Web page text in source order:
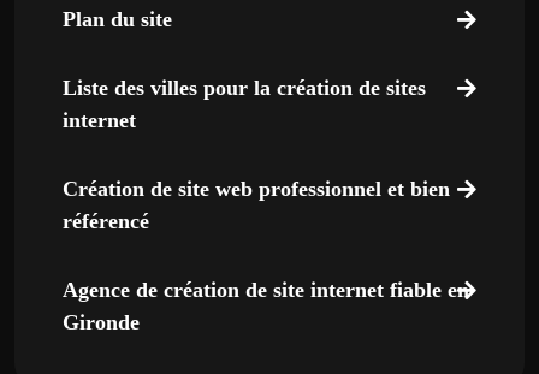
Plan du site
Liste des villes pour la création de sites
internet
Création de site web professionnel et bien
référencé
Agence de création de site internet fiable en
Gironde